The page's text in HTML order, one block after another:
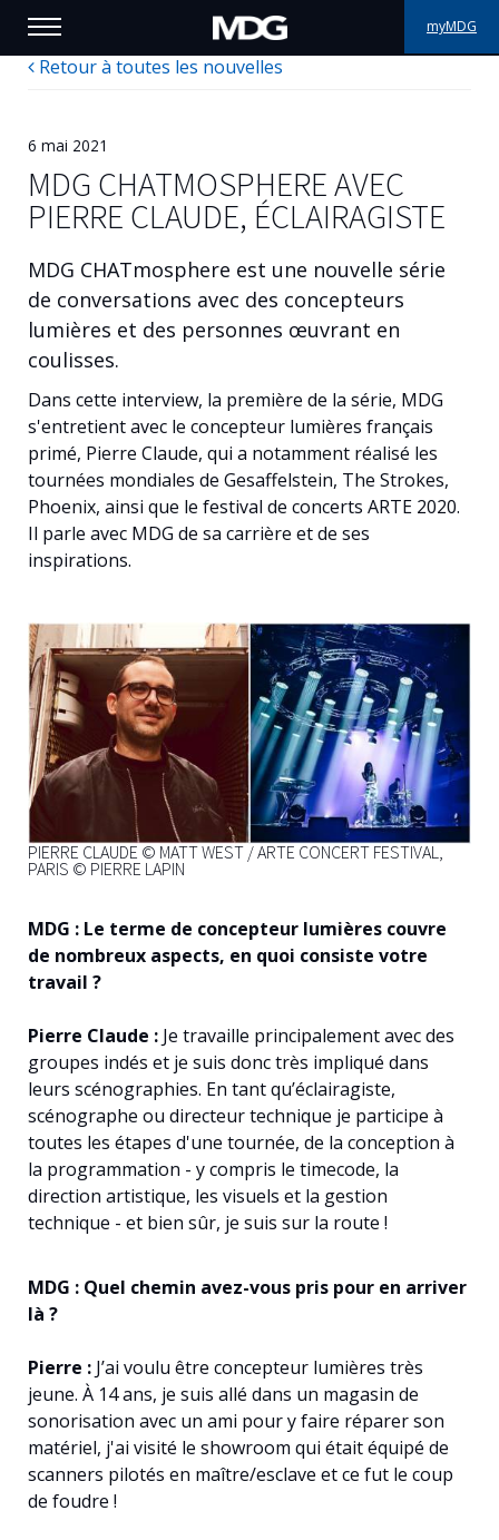
myMDG
SUPPORT
PORTFOLIO
OÙ ACHETER
RENCONTREZ-NOUS
ACTUALITÉS
Contactez-nous
Français
Retour à toutes les nouvelles
6 mai 2021
MDG CHATMOSPHERE AVEC
PIERRE CLAUDE, ÉCLAIRAGISTE
MDG CHATmosphere est une nouvelle série
de conversations avec des concepteurs
lumières et des personnes œuvrant en
coulisses.
Dans cette interview, la première de la série, MDG
s'entretient avec le concepteur lumières français
primé, Pierre Claude, qui a notamment réalisé les
tournées mondiales de Gesaffelstein, The Strokes,
Phoenix, ainsi que le festival de concerts ARTE 2020.
Il parle avec MDG de sa carrière et de ses
inspirations.
PIERRE CLAUDE © MATT WEST / ARTE CONCERT FESTIVAL,
PARIS © PIERRE LAPIN
MDG : Le terme de concepteur lumières couvre
de nombreux aspects, en quoi consiste votre
travail ?
Pierre Claude : Je travaille principalement avec des
groupes indés et je suis donc très impliqué dans
leurs scénographies. En tant qu’éclairagiste,
scénographe ou directeur technique je participe à
toutes les étapes d'une tournée, de la conception à
la programmation - y compris le timecode, la
direction artistique, les visuels et la gestion
technique - et bien sûr, je suis sur la route !
MDG : Quel chemin avez-vous pris pour en arriver
là ?
Pierre : J’ai voulu être concepteur lumières très
jeune. À 14 ans, je suis allé dans un magasin de
sonorisation avec un ami pour y faire réparer son
matériel, j'ai visité le showroom qui était équipé de
scanners pilotés en maître/esclave et ce fut le coup
de foudre !